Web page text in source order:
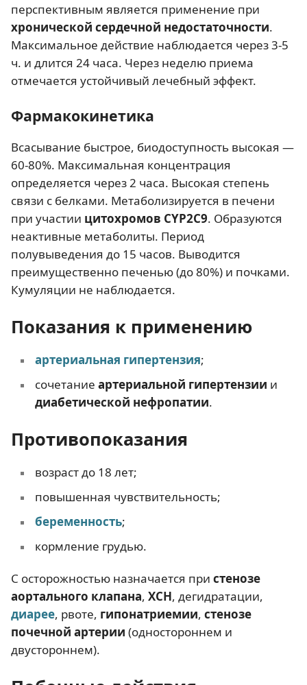
перспективным является применение при
хронической сердечной недостаточности.
Максимальное действие наблюдается через 3-5
ч. и длится 24 часа. Через неделю приема
отмечается устойчивый лечебный эффект.
Фармакокинетика
Всасывание быстрое, биодоступность высокая —
60-80%. Максимальная концентрация
определяется через 2 часа. Высокая степень
связи с белками. Метаболизируется в печени
при участии цитохромов CYP2C9. Образуются
неактивные метаболиты. Период
полувыведения до 15 часов. Выводится
преимущественно печенью (до 80%) и почками.
Кумуляции не наблюдается.
Показания к применению
артериальная гипертензия;
сочетание артериальной гипертензии и
диабетической нефропатии.
Противопоказания
возраст до 18 лет;
повышенная чувствительность;
беременность;
кормление грудью.
С осторожностью назначается при стенозе
аортального клапана, ХСН, дегидратации,
диарее, рвоте, гипонатриемии, стенозе
почечной артерии (одностороннем и
двустороннем).